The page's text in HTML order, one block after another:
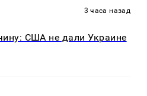
3 часа назад
США не дали Украине